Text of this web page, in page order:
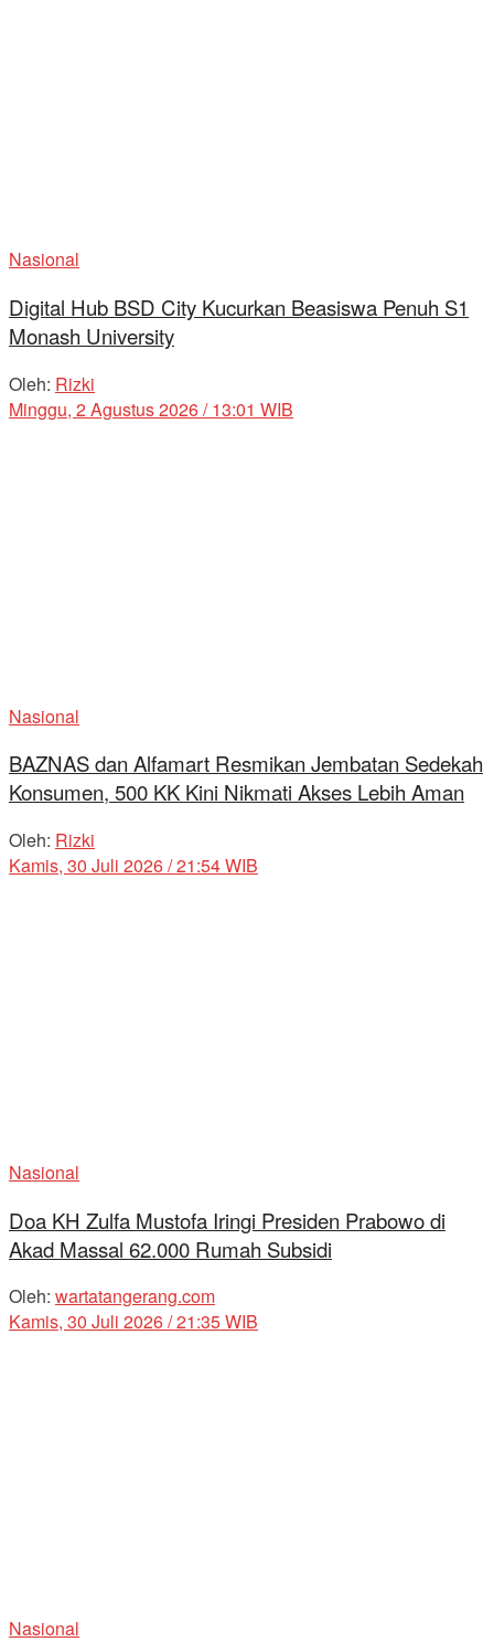
Nasional
Digital Hub BSD City Kucurkan Beasiswa Penuh S1
Monash University
Oleh: Rizki
Minggu, 2 Agustus 2026 / 13:01 WIB
Nasional
BAZNAS dan Alfamart Resmikan Jembatan Sedekah
Konsumen, 500 KK Kini Nikmati Akses Lebih Aman
Oleh: Rizki
Kamis, 30 Juli 2026 / 21:54 WIB
Nasional
Doa KH Zulfa Mustofa Iringi Presiden Prabowo di
Akad Massal 62.000 Rumah Subsidi
Oleh: wartatangerang.com
Kamis, 30 Juli 2026 / 21:35 WIB
Nasional